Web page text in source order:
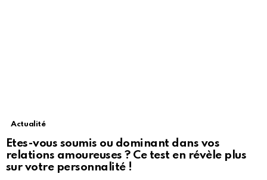
Actualité
Etes-vous soumis ou dominant dans vos
relations amoureuses ? Ce test en révèle plus
sur votre personnalité !